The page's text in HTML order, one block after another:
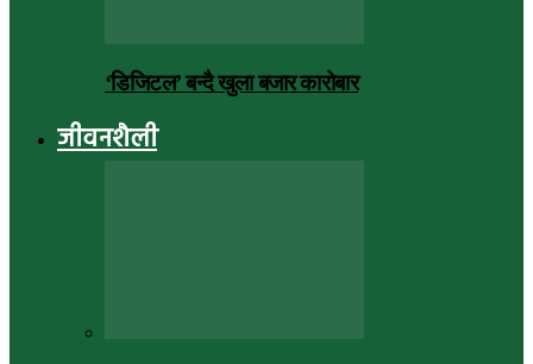
‘डिजिटल’ बन्दै खुला बजार कारोबार
जीवनशैली